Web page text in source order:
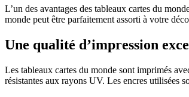
L’un des avantages des tableaux cartes du
monde peut être parfaitement assorti à votre
Une qualité d’impression
Les tableaux cartes du monde sont imprimés
résistantes aux rayons UV. Les encres utilisées